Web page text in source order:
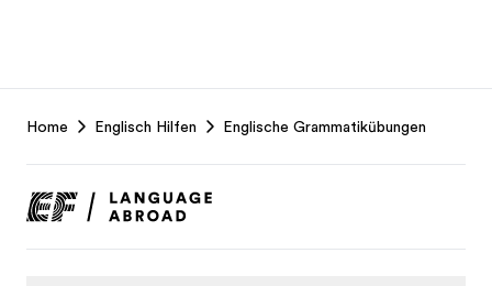
Footer
Home Englisch Hilfen Englische Grammatikübungen